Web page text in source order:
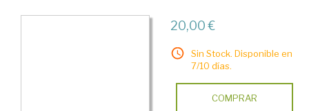
20,00 €
Sin Stock. Disponible en
7/10 días.
COMPRAR